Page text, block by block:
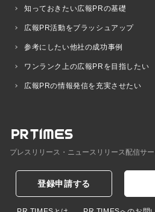
知っておきたい広報PRの基礎
広報PR活動をブラッシュアップ
参考にしたい他社の成功事例
ワンランク上の広報PRを目指したい
広報PRの情報発信を充実させたい
プレスリリース・ニュースリリース配信サ
登録申請する